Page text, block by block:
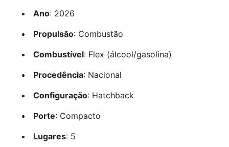
Ano: 2026
Propulsão: Combustão
Combustível: Flex (álcool/gasolina)
Procedência: Nacional
Configuração: Hatchback
Porte: Compacto
Lugares: 5